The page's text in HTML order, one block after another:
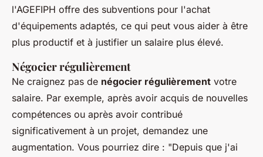
l'AGEFIPH offre des subventions pour l'achat
d'équipements adaptés, ce qui peut vous aider à être
plus productif et à justifier un salaire plus élevé.
Négocier régulièrement
Ne craignez pas de négocier régulièrement votre
salaire. Par exemple, après avoir acquis de nouvelles
compétences ou après avoir contribué
significativement à un projet, demandez une
augmentation. Vous pourriez dire : "Depuis que j'ai